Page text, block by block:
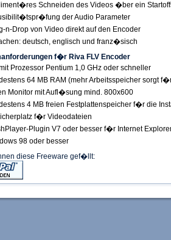
Schneiden des Videos �ber ein
der Audio Parameter
n-Drop von Video direkt auf den Encoder
deutsch, englisch und franz�sisch
f�r Riva FLV Encoder
Prozessor Pentium 1,0 GHz oder schneller
64 MB RAM (mehr Arbeitsspeicher sorgt
Monitor mit Aufl�sung mind. 800x600
4 MB freien Festplattenspeicher f�r die
f�r Videodateien
Plugin V7 oder besser f�r Internet
98 oder besser
diese Freeware gef�llt: